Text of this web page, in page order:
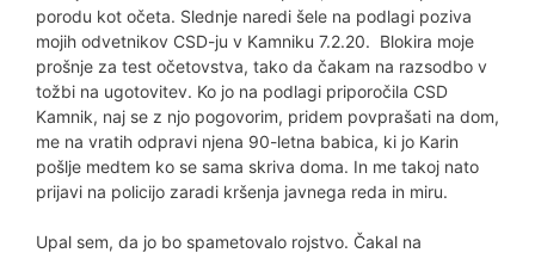
porodu kot očeta. Slednje naredi šele na podlagi poziva
mojih odvetnikov CSD-ju v Kamniku 7.2.20. Blokira moje
prošnje za test očetovstva, tako da čakam na razsodbo v
tožbi na ugotovitev. Ko jo na podlagi priporočila CSD
Kamnik, naj se z njo pogovorim, pridem povprašati na dom,
me na vratih odpravi njena 90-letna babica, ki jo Karin
pošlje medtem ko se sama skriva doma. In me takoj nato
prijavi na policijo zaradi kršenja javnega reda in miru.
Upal sem, da jo bo spametovalo rojstvo. Čakal na